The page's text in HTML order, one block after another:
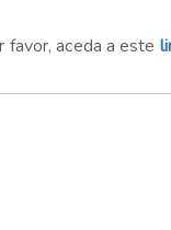
favor, aceda a este